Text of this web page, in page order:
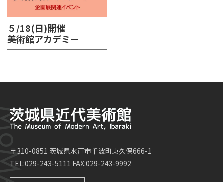
５/18(日)開催
美術館アカデミー
〒310-0851 茨城県水戸市千波町東久保666-1
TEL:029-243-5111 FAX:029-243-9992